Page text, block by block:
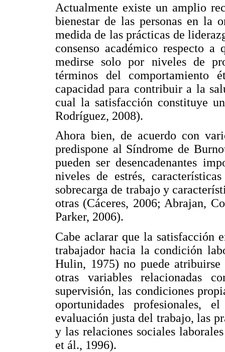
Actualmente existe un amplio
bienestar de las personas en la
medida de las prácticas de
consenso académico respecto
medirse solo por niveles de
términos del
capacidad para contribuir a la
cual la satisfacción constituye
Rodríguez, 2008).
Ahora bien, de acuerdo con
predispone al Síndrome de
pueden ser desencadenantes
niveles de estrés,
sobrecarga de trabajo y
otras (Cáceres, 2006; Abrajan,
Parker, 2006).
Cabe aclarar que la satisfacción
trabajador hacia la condición
Hulin, 1975) no puede atribuirse
otras variables relacionadas
supervisión, las condiciones
oportunidades profesionales,
evaluación justa del trabajo, las
y las relaciones sociales
et ál., 1996).